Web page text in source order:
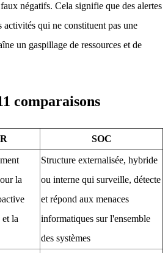
négatifs. Cela signifie que des alertes
activités qui ne constituent pas une
un gaspillage de ressources et de
comparaisons
SOC
la
et la
Structure externalisée, hybride
ou interne qui surveille, détecte
et répond aux menaces
informatiques sur l'ensemble
des systèmes